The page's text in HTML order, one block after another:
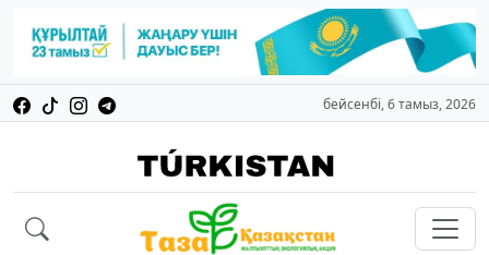
бейсенбі, 6 тамыз, 2026